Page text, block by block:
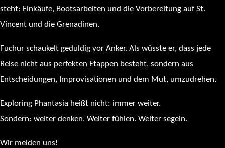
steht: Einkäufe, Bootsarbeiten und die Vorbereitung auf St.
Vincent und die Grenadinen.
Fuchur schaukelt geduldig vor Anker. Als wüsste er, dass jede
Reise nicht aus perfekten Etappen besteht, sondern aus
Entscheidungen, Improvisationen und dem Mut, umzudrehen.
Exploring Phantasia heißt nicht: immer weiter.
Sondern: weiter denken. Weiter fühlen. Weiter segeln.
Wir melden uns!